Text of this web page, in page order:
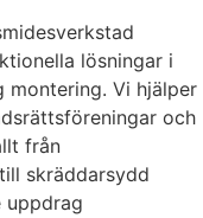
lösningar i
Vi hjälper
och
från
skräddarsydd
uppdrag